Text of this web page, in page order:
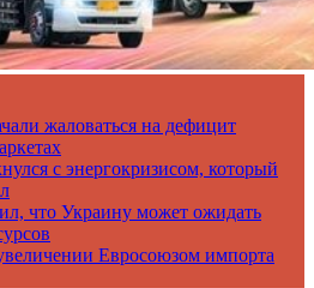
жаловаться на дефицит
с энергокризисом, который
что Украину может ожидать
Евросоюзом импорта